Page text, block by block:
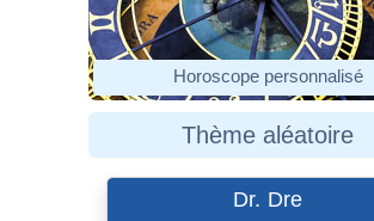
Horoscope personnalisé
Thème aléatoire
Dr. Dre